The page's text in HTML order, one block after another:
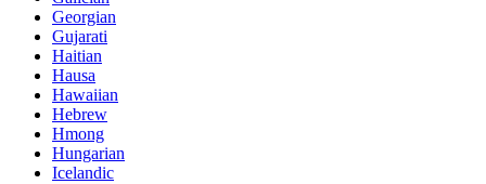
Georgian
Gujarati
Haitian
Hausa
Hawaiian
Hebrew
Hmong
Hungarian
Icelandic